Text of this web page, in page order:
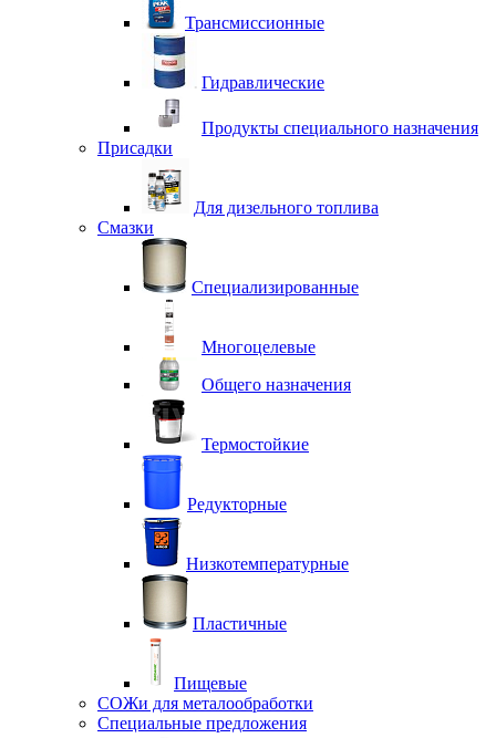
Трансмиссионные
Гидравлические
Продукты специального назначения
Присадки
Для дизельного топлива
Смазки
Специализированные
Многоцелевые
Общего назначения
Термостойкие
Редукторные
Низкотемпературные
Пластичные
Пищевые
СОЖи для металообработки
Специальные предложения